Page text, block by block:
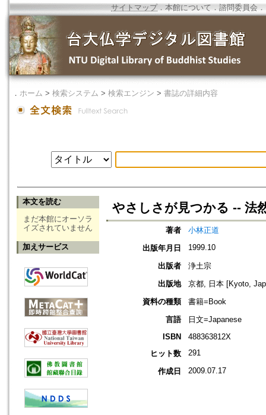
サイトマップ．本館について ． 諮問委員会 ．
． ホーム > 検索システム > 検索エンジン > 書誌の詳細内容
本文を読む
まだ本館にオーソラ
イズされていません
加えサービス
やさしさが見つかる -- 法
著者
小林正道
出版年月日
1999.10
出版者
浄土宗
出版地
京都, 日本 [Kyoto,
資料の種類
書籍=Book
言語
日文=Japanese
ISBN
488363812X
ヒット数
291
作成日 2009.07.17